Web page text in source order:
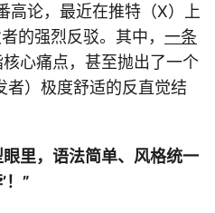
高论，最近在推特（X）上
的强烈反驳。其中， 一条
核心痛点，甚至抛出了一个
）极度舒适的反直觉结
里，语法简单、风格统一
！”